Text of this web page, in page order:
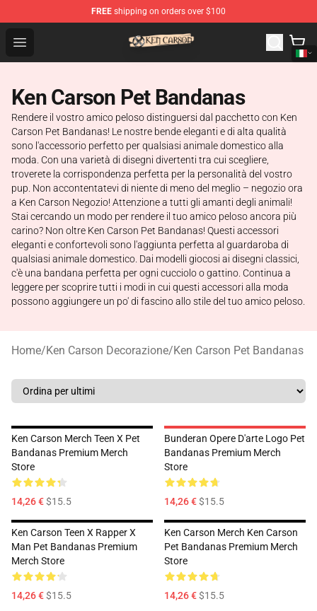
FREE shipping on orders over $100
Open menu
Ken Carson Shop - Official Ken Carson Merchandise
Ken Carson Pet Bandanas
Rendere il vostro amico peloso distinguersi dal pacchetto con Ken
Carson Pet Bandanas! Le nostre bende eleganti e di alta qualità
sono l'accessorio perfetto per qualsiasi animale domestico alla
moda. Con una varietà di disegni divertenti tra cui scegliere,
troverete la corrispondenza perfetta per la personalità del vostro
pup. Non accontentatevi di niente di meno del meglio – negozio ora
a Ken Carson Negozio! Attenzione a tutti gli amanti degli animali!
Stai cercando un modo per rendere il tuo amico peloso ancora più
carino? Non oltre Ken Carson Pet Bandanas! Questi accessori
eleganti e confortevoli sono l'aggiunta perfetta al guardaroba di
qualsiasi animale domestico. Dai modelli giocosi ai disegni classici,
c'è una bandana perfetta per ogni cucciolo o gattino. Continua a
leggere per scoprire tutti i modi in cui questi accessori alla moda
possono aggiungere un po' di fascino allo stile del tuo amico peloso.
Home/Ken Carson Decorazione/Ken Carson Pet Bandanas
Ken Carson Merch Teen X Pet
Bandanas Premium Merch
Store
14,26 €$15.5
Bunderan Opere D'arte Logo Pet
Bandanas Premium Merch
Store
14,26 €$15.5
Ken Carson Teen X Rapper X
Man Pet Bandanas Premium
Merch Store
14,26 €$15.5
Ken Carson Merch Ken Carson
Pet Bandanas Premium Merch
Store
14,26 €$15.5